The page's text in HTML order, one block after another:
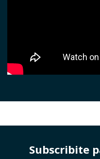
Subscribite